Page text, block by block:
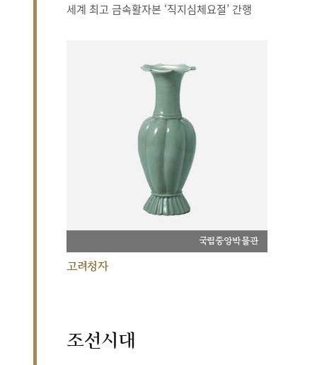
세계 최고 금속활자본 ‘직지심체요절’ 간행
국립중앙박물관
고려청자
조선시대